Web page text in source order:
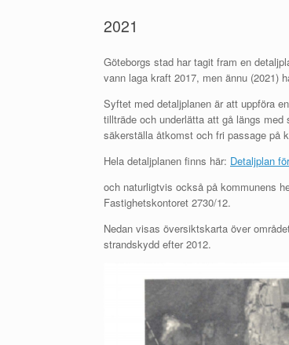
2021
Göteborgs stad har tagit fram en
vann laga kraft 2017, men ännu (2021)
Syftet med detaljplanen är att uppföra
tillträde och underlätta att gå längs
säkerställa åtkomst och fri passage på
Hela detaljplanen finns här: Detaljplan
och naturligtvis också på kommunens
Fastighetskontoret 2730/12.
Nedan visas översiktskarta över
strandskydd efter 2012.